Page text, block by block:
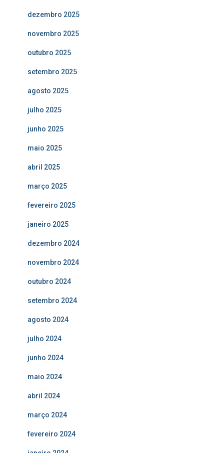
dezembro 2025
novembro 2025
outubro 2025
setembro 2025
agosto 2025
julho 2025
junho 2025
maio 2025
abril 2025
março 2025
fevereiro 2025
janeiro 2025
dezembro 2024
novembro 2024
outubro 2024
setembro 2024
agosto 2024
julho 2024
junho 2024
maio 2024
abril 2024
março 2024
fevereiro 2024